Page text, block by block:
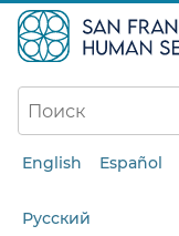
English Español
Русский